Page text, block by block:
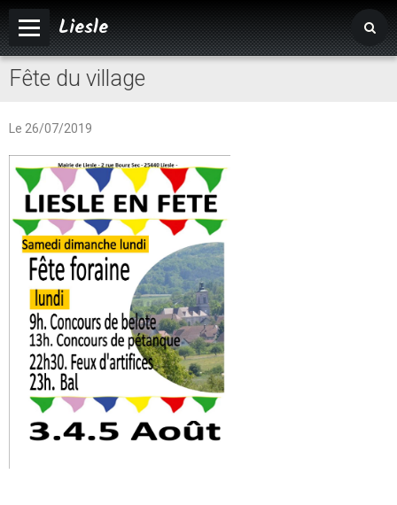
Liesle
Accueil
Vie associative
Tourisme
Agenda
Album photos
Fête du village
Le 26/07/2019